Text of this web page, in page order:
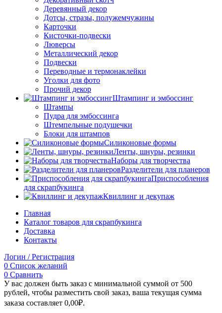
Деревянный декор
Дотсы, стразы, полужемчужины
Карточки
Кисточки-подвески
Люверсы
Металлический декор
Подвески
Переводные и термонаклейки
Уголки для фото
Прочий декор
Штампинг и эмбоссинг
Штампы
Пудра для эмбоссинга
Штемпельные подушечки
Блоки для штампов
Силиконовые формы
Ленты, шнуры, резинки
Наборы для творчества
Разделители для планеров
Приспособления
для скрапбукинга
Квиллинг и декупаж
Главная
Каталог товаров для скрапбукинга
Доставка
Контакты
Логин / Регистрация
0 Список желаний
0 Сравнить
У вас должен быть заказ с минимальной суммой от 500
рублей, чтобы разместить свой заказ, ваша текущая сумма
заказа составляет 0,00₽.